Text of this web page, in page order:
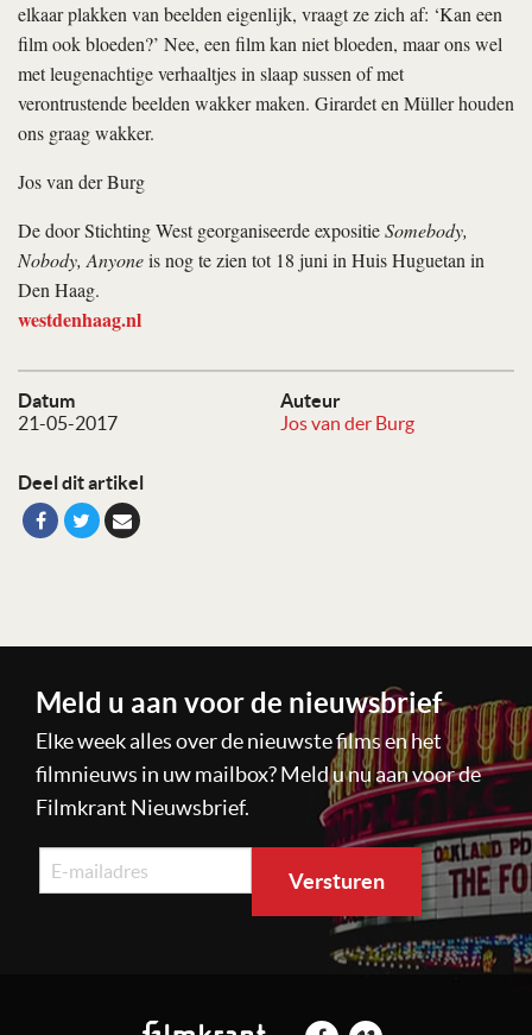
Datum
21-05-2017
Auteur
Jos van der Burg
Deel dit artikel
elkaar plakken van beelden eigenlijk, vraagt ze zich af: ‘Kan een
film ook bloeden?’ Nee, een film kan niet bloeden, maar ons wel
met leugenachtige verhaaltjes in slaap sussen of met
verontrustende beelden wakker maken. Girardet en Müller houden
ons graag wakker.
Jos van der Burg
De door Stichting West georganiseerde expositieSomebody,
Nobody, Anyoneis nog te zien tot 18 juni in Huis Huguetan in
Den Haag.
westdenhaag.nl
Meld u aan voor de nieuwsbrief
Elke week alles over de nieuwste films en het
filmnieuws in uw mailbox? Meld u nu aan voor de
Filmkrant Nieuwsbrief.